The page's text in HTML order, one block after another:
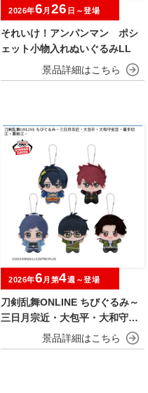
それいけ！アンパンマン ポシ
ェット小物入れぬいぐるみLL
2026年6 月 26 日～登場
刀剣乱舞ONLINE ちびぐるみ～
三日月宗近・大包平・大和守安
定・篭手切江・豊前江～
2026年6 月第4週～登場